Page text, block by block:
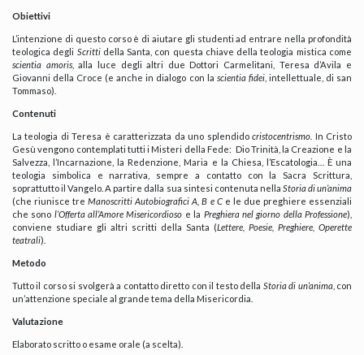
Obiettivi
L’intenzione di questo corso è di aiutare gli studenti ad entrare nella profondità
teologica degli Scritti della Santa, con questa chiave della teologia mistica come
scientia amoris, alla luce degli altri due Dottori Carmelitani, Teresa d’Avila e
Giovanni della Croce (e anche in dialogo con la scientia fidei, intellettuale, di san
Tommaso).
Contenuti
La teologia di Teresa è caratterizzata da uno splendidocristocentrismo. In Cristo
Gesù vengono contemplati tutti i Misteri della Fede: Dio Trinità, la Creazione e la
Salvezza, l’Incarnazione, la Redenzione, Maria e la Chiesa, l’Escatologia… È una
teologia simbolica e narrativa, sempre a contatto con la Sacra Scrittura,
soprattutto il Vangelo. A partire dalla sua sintesi contenuta nella Storia di un’anima
(che riunisce tre Manoscritti Autobiografici A, B e Ce le due preghiere essenziali
che sono l’Offerta all’Amore Misericordioso e la Preghiera nel giorno della Professione),
conviene studiare gli altri scritti della Santa (Lettere, Poesie, Preghiere, Operette
teatrali).
Metodo
Tutto il corso si svolgerà a contatto diretto con il testo della Storia di un’anima, con
un’attenzione speciale al grande tema della Misericordia.
Valutazione
Elaborato scritto o esame orale (a scelta).